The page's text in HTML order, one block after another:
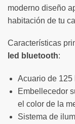
moderno diseño
habitación de tu
Características
led bluetooth:
Acuario de 125
Embellecedor
el color de la
Sistema de